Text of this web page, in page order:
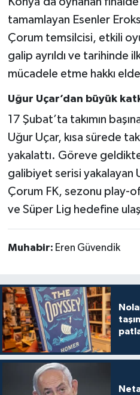
tamamlayan Esenler
Çorum temsilcisi, etkili
galip ayrıldı ve tarihinde
mücadele etme hakkı
Uğur Uçar’dan büyük
17 Şubat’ta takımın
Uğur Uçar, kısa sürede
yakalattı. Göreve
galibiyet serisi yakalayan
Çorum FK, sezonu play-
ve Süper Lig hedefine
Muhabir: Eren Güvendik